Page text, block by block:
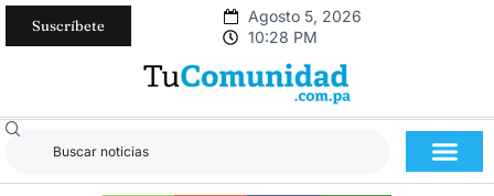
Suscríbete
Agosto 5, 2026
10:28 PM